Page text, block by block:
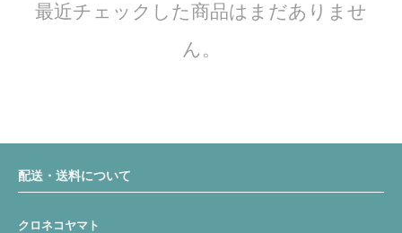
最近チェックした商品はまだありませ
ん。
配送・送料について
クロネコヤマト